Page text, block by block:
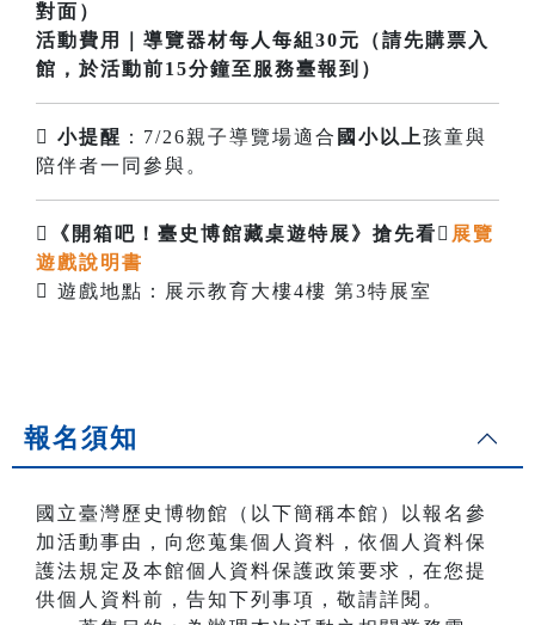
對面）
活動費用
｜導覽器材每人每組30元（請先購票入
館，於活動前15分鐘至服務臺報到）
 小提醒 ：7/26親子導覽場適合 國小以上孩童與
陪伴者一同參與。
 《開箱吧！臺史博館藏桌遊特展》搶先看️ 展覽
遊戲說明書
 遊戲地點：展示教育大樓4樓 第3特展室
報名須知
國立臺灣歷史博物館（以下簡稱本館）以報名參
加活動事由，向您蒐集個人資料，依個人資料保
護法規定及本館個人資料保護政策要求，在您提
供個人資料前，告知下列事項，敬請詳閱。